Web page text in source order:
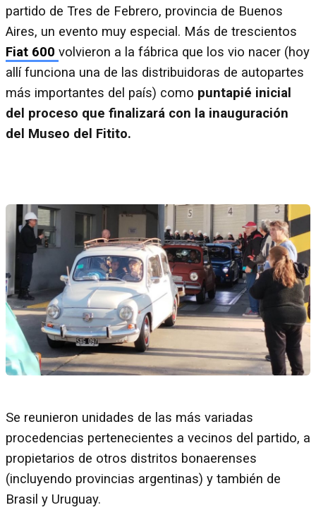
partido de Tres de Febrero, provincia de Buenos
Aires, un evento muy especial. Más de trescientos
Fiat 600 volvieron a la fábrica que los vio nacer (hoy
allí funciona una de las distribuidoras de autopartes
más importantes del país) como puntapié inicial
del proceso que finalizará con la inauguración
del Museo del Fitito.
Se reunieron unidades de las más variadas
procedencias pertenecientes a vecinos del partido, a
propietarios de otros distritos bonaerenses
(incluyendo provincias argentinas) y también de
Brasil y Uruguay.